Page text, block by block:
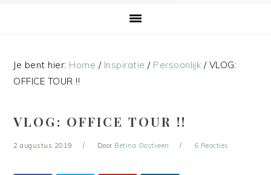
Je bent hier: Home / Inspiratie / Persoonlijk /VLOG:
OFFICE TOUR !!
VLOG: OFFICE TOUR !!
2 augustus 2019 Door Betina Oostveen 6 Reacties